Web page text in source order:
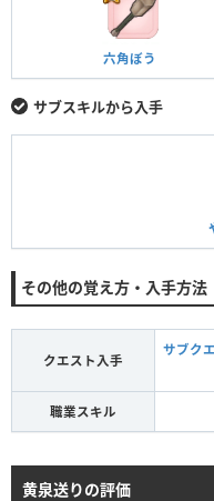
六角ぼう
サブスキルから入手
その他の覚え方・入手方法
クエスト入手
サブク
職業スキル
黄泉送りの評価